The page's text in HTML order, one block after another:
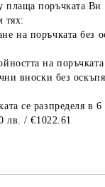
плаща поръчката Ви
тях:
на поръчката без
на
вноски без
се разпределя в
лв. / €1022.61